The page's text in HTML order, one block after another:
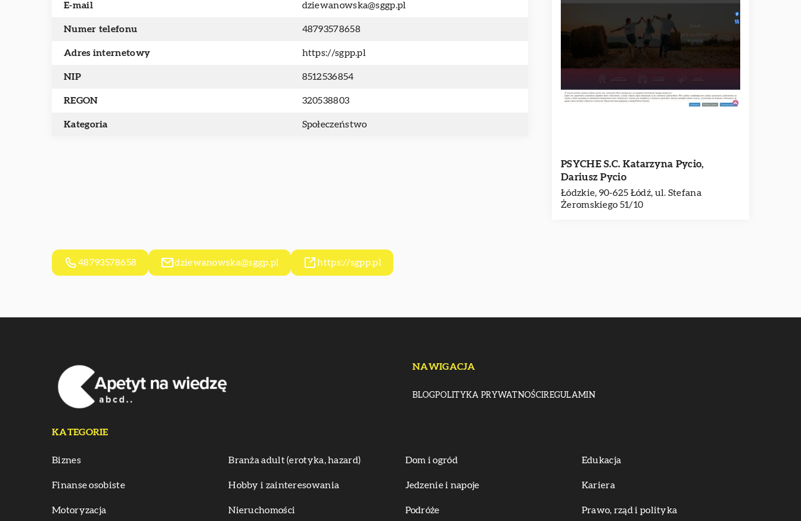
E-mail dziewanowska@sggp.pl
Numer telefonu 48793578658
Adres internetowy https://sgpp.pl
NIP 8512536854
REGON 320538803
Kategoria Społeczeństwo
PSYCHE S.C. Katarzyna Pycio,
Dariusz Pycio
Łódzkie, 90-625 Łódź, ul. Stefana
Żeromskiego 51/10
48793578658 dziewanowska@sggp.pl https://sgpp.pl
NAWIGACJA
BLOGPOLITYKA PRYWATNOŚCIREGULAMIN
KATEGORIE
Biznes Branża adult (erotyka, hazard) Dom i ogród Edukacja
Finanse osobiste Hobby i zainteresowania Jedzenie i napoje Kariera
Motoryzacja Nieruchomości Podróże Prawo, rząd i polityka